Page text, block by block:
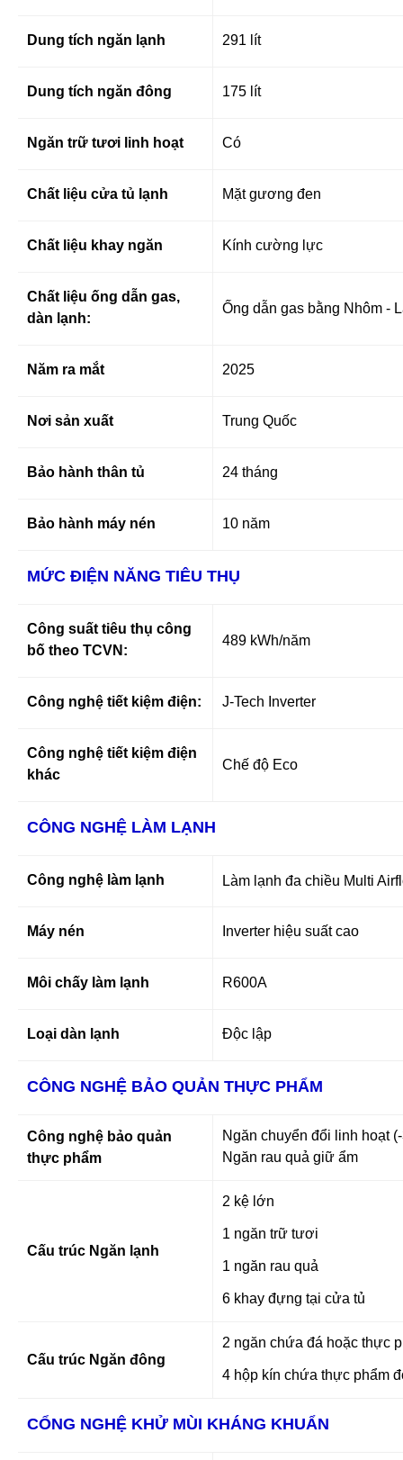
Dung tích ngăn lạnh 291 lít
Dung tích ngăn đông 175 lít
Ngăn trữ tươi linh hoạt Có
Chất liệu cửa tủ lạnh Mặt gương đen
Chất liệu khay ngăn Kính cường lực
Chất liệu ống dẫn gas,
dàn lạnh:
Ống dẫn gas bằng Nhôm -
Năm ra mắt 2025
Nơi sản xuất Trung Quốc
Bảo hành thân tủ 24 tháng
Bảo hành máy nén 10 năm
MỨC ĐIỆN NĂNG TIÊU THỤ
Công suất tiêu thụ công
bố theo TCVN:
489 kWh/năm
Công nghệ tiết kiệm điện: J-Tech Inverter
Công nghệ tiết kiệm điện
khác
Chế độ Eco
CÔNG NGHỆ LÀM LẠNH
Công nghệ làm lạnh Làm lạnh đa chiều Multi
Máy nén Inverter hiệu suất cao
Môi chấy làm lạnh R600A
Loại dàn lạnh Độc lập
CÔNG NGHỆ BẢO QUẢN THỰC PHẨM
Công nghệ bảo quản
thực phẩm
Ngăn chuyển đổi linh hoạt
Ngăn rau quả giữ ẩm
Cấu trúc Ngăn lạnh
2 kệ lớn
1 ngăn trữ tươi
1 ngăn rau quả
6 khay đựng tại cửa tủ
Cấu trúc Ngăn đông
2 ngăn chứa đá hoặc thực
4 hộp kín chứa thực phẩm
CỔNG NGHỆ KHỬ MÙI KHÁNG KHUẨN